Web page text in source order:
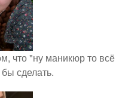
что "ну маникюр то всё
сделать.